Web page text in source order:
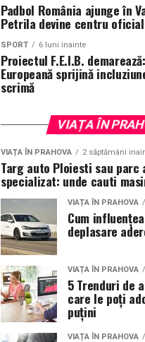
Padbol România ajunge în
Petrila devine centru
SPORT 6 luni inainte
Proiectul F.E.I.B.
Europeană sprijină
scrimă
VIAȚA ÎN
VIAȚA ÎN PRAHOVA 2 săptămâni
Targ auto Ploiesti sau parc
specializat: unde cauti
VIAȚA ÎN PRAHOVA
Cum
deplasare
VIAȚA ÎN PRAHOVA
5 Trenduri de
care le poți
puțini
VIAȚA ÎN PRAHOVA